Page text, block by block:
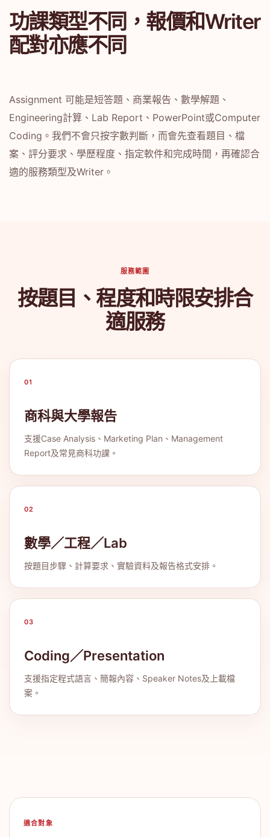
功課類型不同，報價和Writer
配對亦應不同
Assignment 可能是短答題、商業報告、數學解題、
Engineering計算、Lab Report、PowerPoint或Computer
Coding。我們不會只按字數判斷，而會先查看題目、檔
案、評分要求、學歷程度、指定軟件和完成時間，再確認合
適的服務類型及Writer。
服務範圍
按題目、程度和時限安排合
適服務
01
商科與大學報告
支援Case Analysis、Marketing Plan、Management
Report及常見商科功課。
02
數學／工程／Lab
按題目步驟、計算要求、實驗資料及報告格式安排。
03
Coding／Presentation
支援指定程式語言、簡報內容、Speaker Notes及上載檔
案。
適合對象